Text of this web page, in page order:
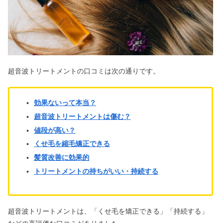
アテニア化粧品は危険&怪しい？使っ
ている芸能人&安く買う方法
もうヤミ金しかない！まともで良心的
なソフト闇金は？最終手段5選
リンゴ酢洗顔で悪化？正しいやり方や
効果｜思春期ニキビにも
スマホにステッカーを挟むとダサい？
男＆オタクは？おしゃれな貼り方
男がピンキーリングは気持ち悪い＆指
超音波トリートメントの口コミは次の通りです。
効果ないって本当？
超音波トリートメントは傷む？
値段が高い？
くせ毛を縮毛矯正できる
髪質改善に効果的
トリートメントの持ちがいい・持続する
超音波トリートメントは、「くせ毛を矯正できる」「持続する」